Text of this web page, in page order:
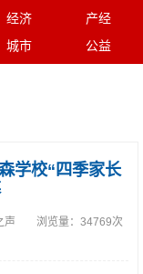
经济
产经
城市 公益
学校“四季家长
声 浏览量： 34769次